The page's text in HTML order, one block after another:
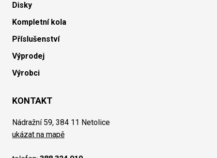
Disky
Kompletní kola
Příslušenství
Výprodej
Výrobci
KONTAKT
Nádražní 59, 384 11 Netolice
ukázat na mapě